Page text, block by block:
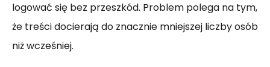
logować się bez przeszkód. Problem polega na tym,
że treści docierają do znacznie mniejszej liczby osób
niż wcześniej.